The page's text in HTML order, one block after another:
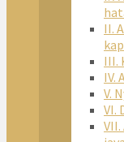
II.
III.
IV.
V.
VI.